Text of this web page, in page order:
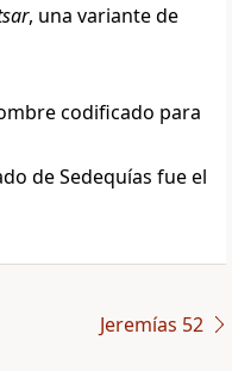
, una variante de
codificado para
de Sedequías fue el
Jeremías 52